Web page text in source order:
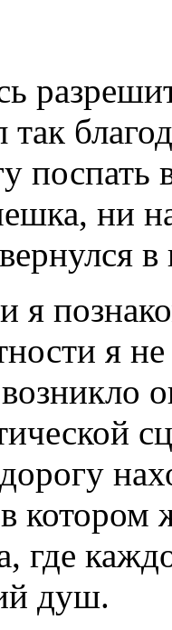
так
ни
я
котором
где
душ.